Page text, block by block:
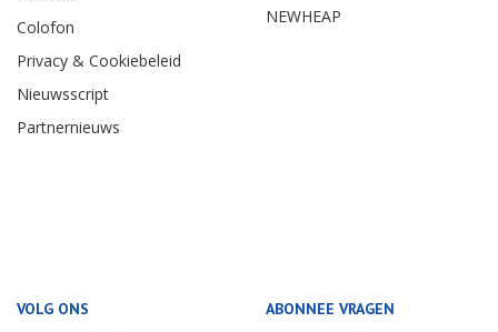
Colofon
Privacy & Cookiebeleid
Nieuwsscript
Partnernieuws
NEWHEAP
VOLG ONS ABONNEE VRAGEN